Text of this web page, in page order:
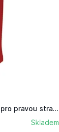
Dláto pluhu o síle 15 mm pro pravou stranu na p...
Skladem